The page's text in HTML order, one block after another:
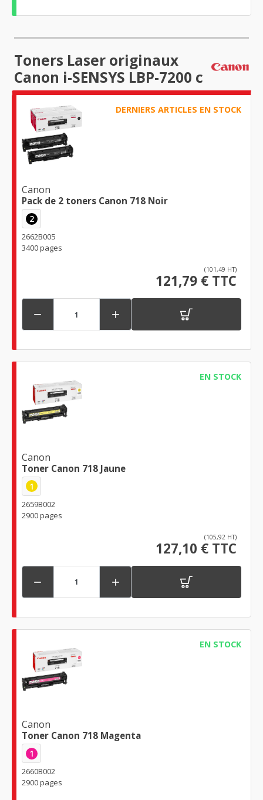
Toners Laser originaux
Canon i-SENSYS LBP-7200 c
DERNIERS ARTICLES EN STOCK
Canon
Pack de 2 toners Canon 718 Noir
2
2662B005
3400 pages
(101,49 HT)
121,79 € TTC
 
EN STOCK
Canon
Toner Canon 718 Jaune
1
2659B002
2900 pages
(105,92 HT)
127,10 € TTC
 
EN STOCK
Canon
Toner Canon 718 Magenta
1
2660B002
2900 pages